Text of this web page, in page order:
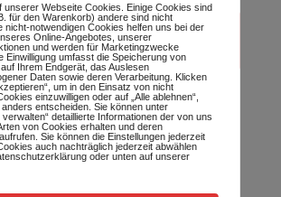
unserer Webseite Cookies. Einige Cookies sind
für den Warenkorb) andere sind nicht
nicht-notwendigen Cookies helfen uns bei der
Online-Angebotes, unserer
und werden für Marketingzwecke
Einwilligung umfasst die Speicherung von
Ihrem Endgerät, das Auslesen
Daten sowie deren Verarbeitung. Klicken
um in den Einsatz von nicht
einzuwilligen oder auf „Alle ablehnen“,
entscheiden. Sie können unter
verwalten“ detaillierte Informationen der von uns
von Cookies erhalten und deren
Sie können die Einstellungen jederzeit
auch nachträglich jederzeit abwählen
oder unten auf unserer